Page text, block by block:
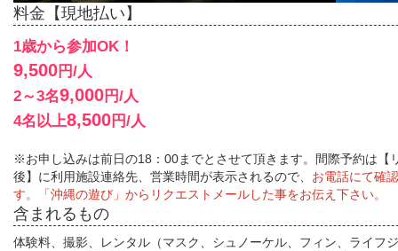
料金【現地払い】
1歳から参加OK！
9,500円/人
2～3名9,000円/人
4名以上8,500円/人
※お申し込みは前日の18：00までとさせて頂きます。間際予約は【
後】に利用施設連絡先、営業時間が表示されるので、 お電話にて確
す。「沖縄の遊び」からリクエストメールした事をお伝え下さい。
含まれるもの
体験料、撮影、レンタル（マスク、シュノーケル、フィン、ライフ